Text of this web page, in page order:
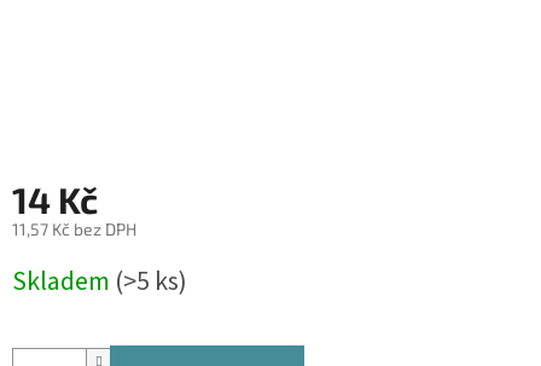
14 Kč
11,57 Kč bez DPH
cena:
Skladem (>5 ks)